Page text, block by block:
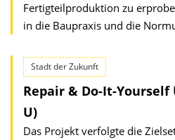
Fertigteilproduktion zu
in die Baupraxis und die
Stadt der Zukunft
Repair & Do-It-Yourself
U)
Das Projekt verfolgte die